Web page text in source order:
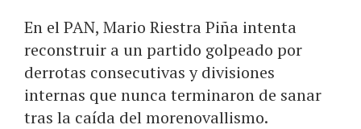
En el PAN, Mario Riestra Piña intenta
reconstruir a un partido golpeado por
derrotas consecutivas y divisiones
internas que nunca terminaron de sanar
tras la caída del morenovallismo.